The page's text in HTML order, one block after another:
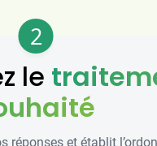
2
le
réponses et établit